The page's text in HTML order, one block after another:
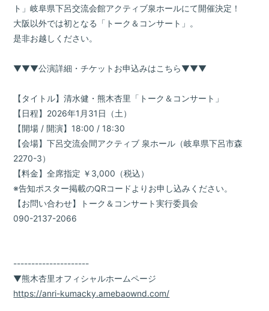
ト」岐阜県下呂交流会館アクティブ泉ホールにて開催決定！
大阪以外では初となる「トーク＆コンサート」。
是非お越しください。
▼▼▼公演詳細・チケットお申込みはこちら▼▼▼
【タイトル】清水健・熊木杏里「トーク＆コンサート」
【日程】2026年1月31日（土）
【開場 / 開演】18:00 / 18:30
【会場】下呂交流会間アクティブ 泉ホール（岐阜県下呂市森
2270-3）
【料金】全席指定 ￥3,000（税込）
※告知ポスター掲載のQRコードよりお申し込みください。
【お問い合わせ】トーク＆コンサート実行委員会
090-2137-2066
---------------------
▼熊木杏里オフィシャルホームページ
https://anri-kumacky.amebaownd.com/